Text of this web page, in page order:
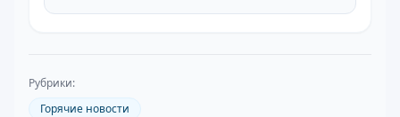
Рубрики:
Горячие новости